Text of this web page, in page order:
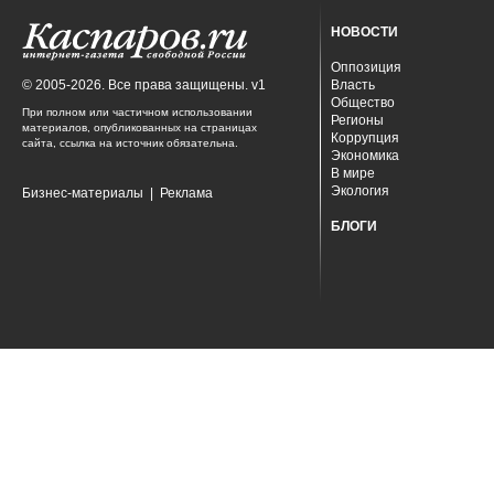
© 2005-2026. Все права защищены. v1
При полном или частичном использовании
материалов, опубликованных на страницах
сайта, ссылка на источник обязательна.
Бизнес-материалы Реклама
НОВОСТИ
Оппозиция
Власть
Общество
Регионы
Коррупция
Экономика
В мире
Экология
БЛОГИ